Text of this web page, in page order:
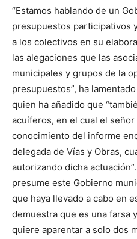
“Estamos hablando de un
presupuestos participativos
a los colectivos en su
las alegaciones que las
municipales y grupos de la
presupuestos”, ha
quien ha añadido que
acuíferos, en el cual el
conocimiento del informe
delegada de Vías y Obras,
autorizando dicha
presume este Gobierno
que haya llevado a cabo en
demuestra que es una farsa
quiere aparentar a solo dos